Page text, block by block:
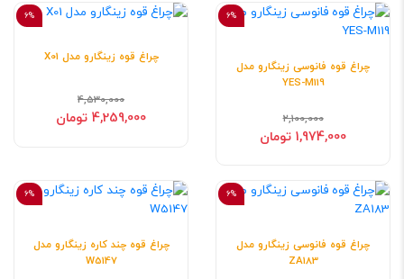
6%
چراغ قوه فانوسی زینگارو مدل
YES-M119
2,100,000
1,974,000 تومان
6%
چراغ قوه زینگارو مدل X01
4,530,000
4,259,000 تومان
6%
چراغ قوه فانوسی زینگارو مدل
ZA183
6%
چراغ قوه چند کاره زینگارو مدل
W5147